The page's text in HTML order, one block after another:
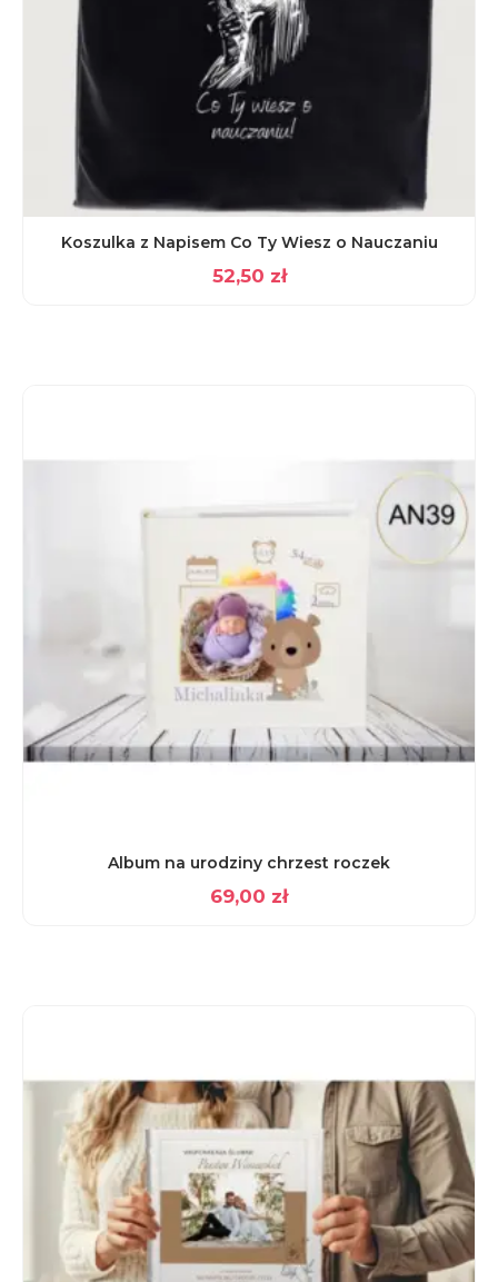
Koszulka z Napisem Co Ty Wiesz o Nauczaniu
52,50 zł
Album na urodziny chrzest roczek
69,00 zł